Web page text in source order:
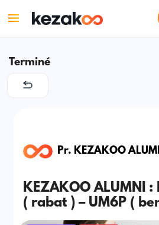
Terminé
Pr. KEZAKOO
KEZAKOO ALUMNI :
( rabat ) – UM6P (